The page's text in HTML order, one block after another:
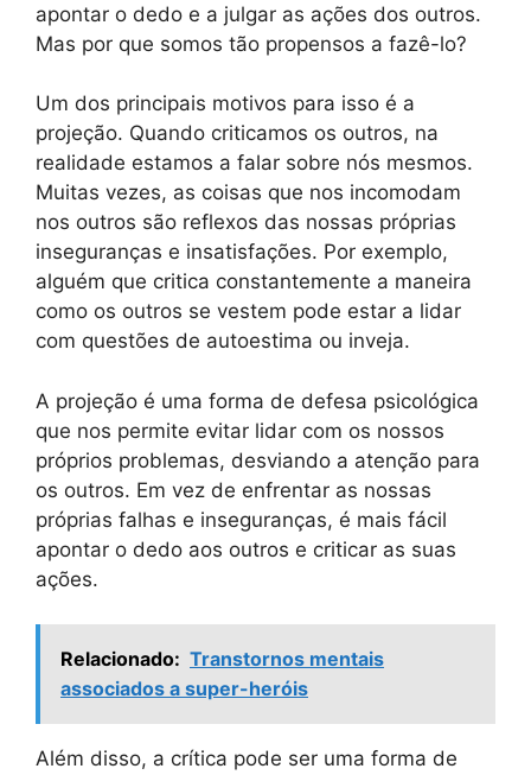
apontar o dedo e a julgar as ações dos outros.
Mas por que somos tão propensos a fazê-lo?
Um dos principais motivos para isso é a
projeção. Quando criticamos os outros, na
realidade estamos a falar sobre nós mesmos.
Muitas vezes, as coisas que nos incomodam
nos outros são reflexos das nossas próprias
inseguranças e insatisfações. Por exemplo,
alguém que critica constantemente a maneira
como os outros se vestem pode estar a lidar
com questões de autoestima ou inveja.
A projeção é uma forma de defesa psicológica
que nos permite evitar lidar com os nossos
próprios problemas, desviando a atenção para
os outros. Em vez de enfrentar as nossas
próprias falhas e inseguranças, é mais fácil
apontar o dedo aos outros e criticar as suas
ações.
Relacionado: Transtornos mentais
associados a super-heróis
Além disso, a crítica pode ser uma forma de